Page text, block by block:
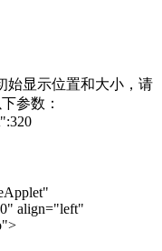
始显示位置和大小，请
参数：
align="left"